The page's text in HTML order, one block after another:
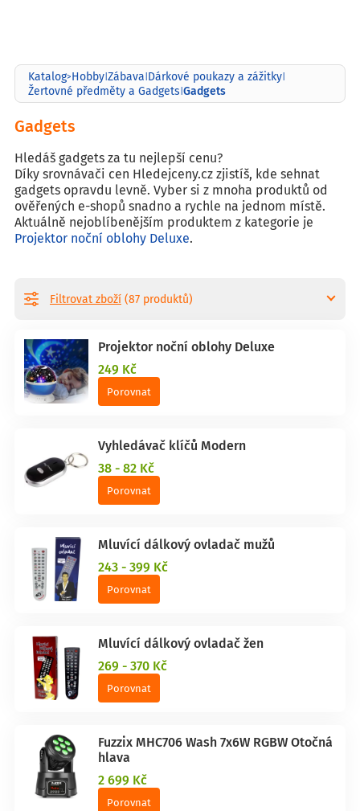
Katalog>Hobby|Zábava|Dárkové poukazy a zážitky|
Žertovné předměty a Gadgets|Gadgets
Gadgets
Hledáš gadgets za tu nejlepší cenu?
Díky srovnávači cen Hledejceny.cz zjistíš, kde sehnat
gadgets opravdu levně. Vyber si z mnoha produktů od
ověřených e-shopů snadno a rychle na jednom místě.
Aktuálně nejoblíbenějším produktem z kategorie je
Projektor noční oblohy Deluxe.
Projektor noční oblohy Deluxe
249 Kč
Porovnat
Vyhledávač klíčů Modern
38 - 82 Kč
Porovnat
Mluvící dálkový ovladač mužů
243 - 399 Kč
Porovnat
Mluvící dálkový ovladač žen
269 - 370 Kč
Porovnat
Fuzzix MHC706 Wash 7x6W RGBW Otočná
hlava
2 699 Kč
Porovnat
Filtrovat zboží (87 produktů)